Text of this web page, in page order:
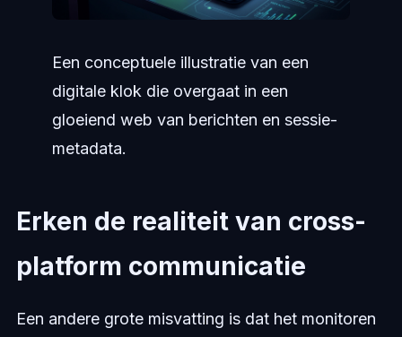
Een conceptuele illustratie van een
digitale klok die overgaat in een
gloeiend web van berichten en sessie-
metadata.
Erken de realiteit van cross-
platform communicatie
Een andere grote misvatting is dat het monitoren